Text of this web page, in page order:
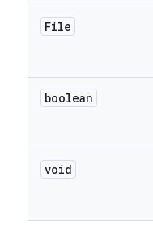
File
boolean
void